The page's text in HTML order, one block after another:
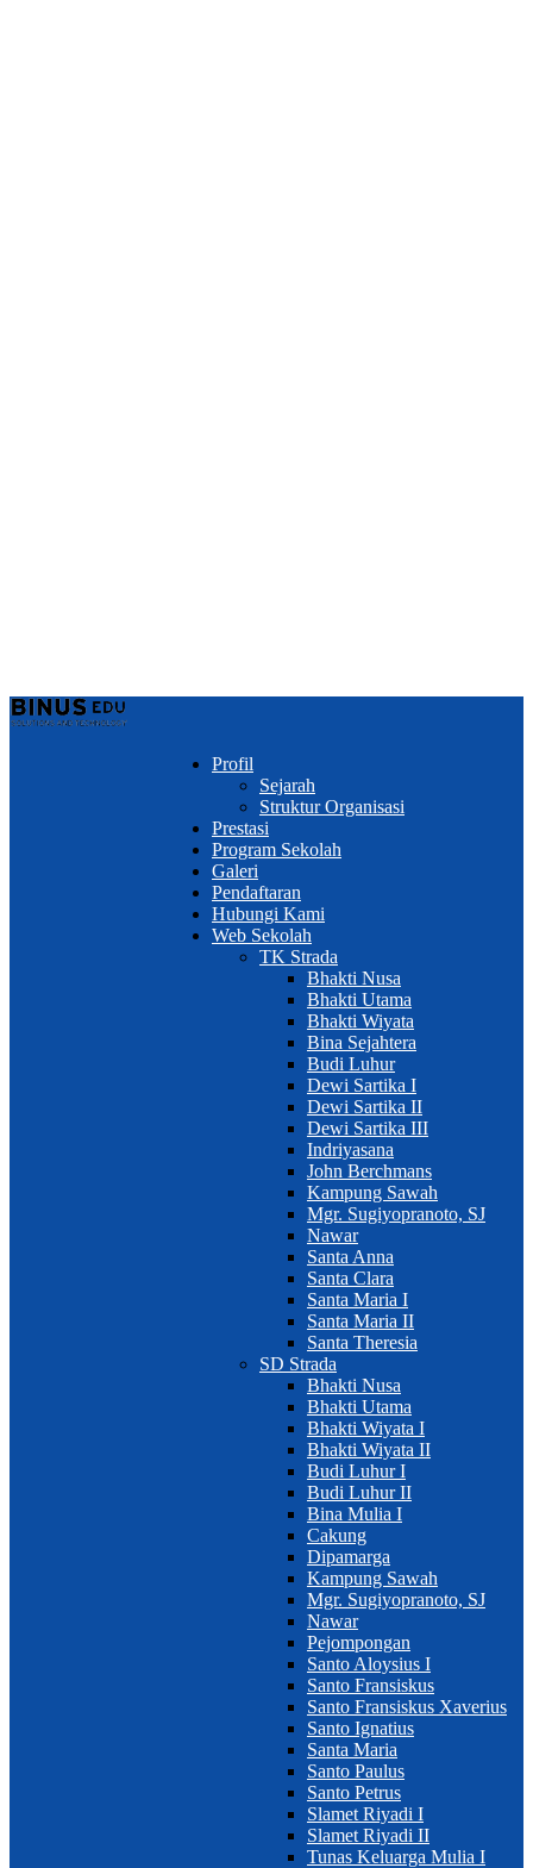
Profil
Sejarah
Struktur Organisasi
Prestasi
Program Sekolah
Galeri
Pendaftaran
Hubungi Kami
Web Sekolah
TK Strada
Bhakti Nusa
Bhakti Utama
Bhakti Wiyata
Bina Sejahtera
Budi Luhur
Dewi Sartika I
Dewi Sartika II
Dewi Sartika III
Indriyasana
John Berchmans
Kampung Sawah
Mgr. Sugiyopranoto, SJ
Nawar
Santa Anna
Santa Clara
Santa Maria I
Santa Maria II
Santa Theresia
SD Strada
Bhakti Nusa
Bhakti Utama
Bhakti Wiyata I
Bhakti Wiyata II
Budi Luhur I
Budi Luhur II
Bina Mulia I
Cakung
Dipamarga
Kampung Sawah
Mgr. Sugiyopranoto, SJ
Nawar
Pejompongan
Santo Aloysius I
Santo Fransiskus
Santo Fransiskus Xaverius
Santo Ignatius
Santa Maria
Santo Paulus
Santo Petrus
Slamet Riyadi I
Slamet Riyadi II
Tunas Keluarga Mulia I